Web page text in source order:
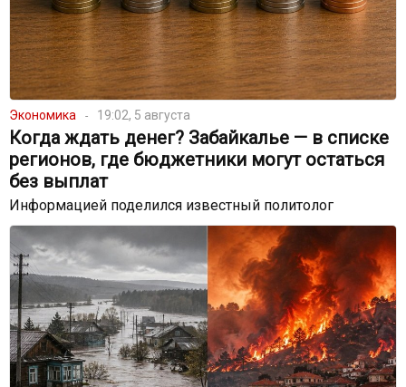
Экономика 19:02, 5 августа
Когда ждать денег? Забайкалье — в списке
регионов, где бюджетники могут остаться
без выплат
Информацией поделился известный политолог